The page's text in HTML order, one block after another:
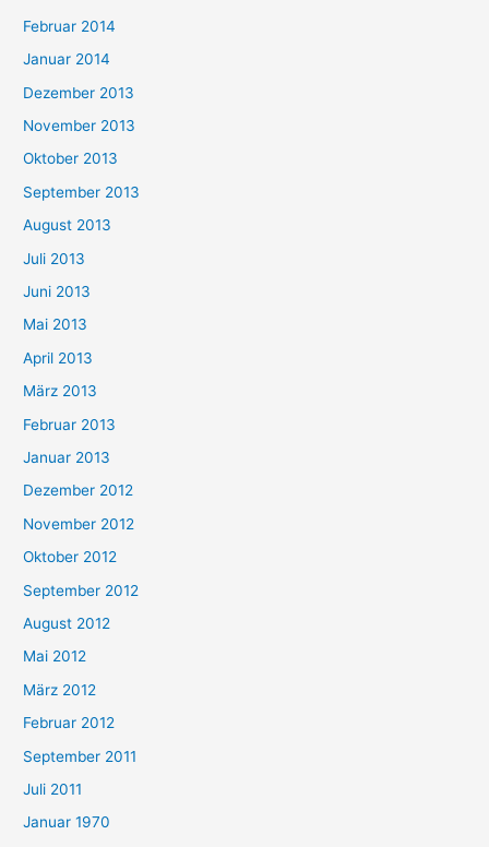
Februar 2014
Januar 2014
Dezember 2013
November 2013
Oktober 2013
September 2013
August 2013
Juli 2013
Juni 2013
Mai 2013
April 2013
März 2013
Februar 2013
Januar 2013
Dezember 2012
November 2012
Oktober 2012
September 2012
August 2012
Mai 2012
März 2012
Februar 2012
September 2011
Juli 2011
Januar 1970